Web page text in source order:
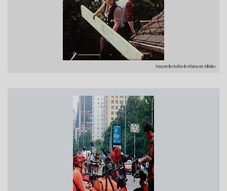
Imagem ilustrativa de reforma em telhados